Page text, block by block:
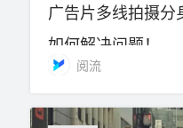
广告片多线拍摄分
如何解决问题！
阅流